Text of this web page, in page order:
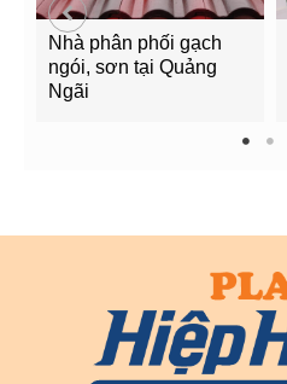
Nhà phân phối gạch
ngói, sơn tại Quảng
Ngãi
1 2